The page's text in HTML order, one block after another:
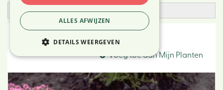
Open zoekfilter
Kruiptijm
Voeg toe aan Mijn Planten
ALLES AFWIJZEN
DETAILS WEERGEVEN